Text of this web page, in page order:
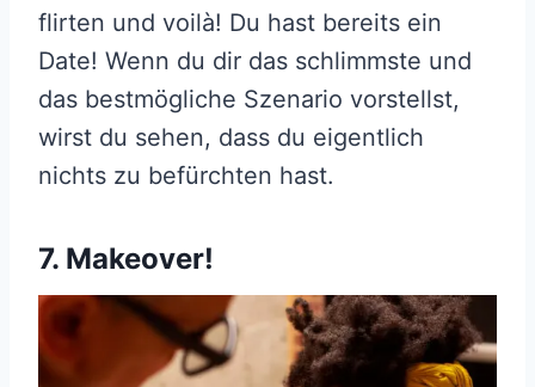
flirten und voilà! Du hast bereits ein
Date! Wenn du dir das schlimmste und
das bestmögliche Szenario vorstellst,
wirst du sehen, dass du eigentlich
nichts zu befürchten hast.
7. Makeover!